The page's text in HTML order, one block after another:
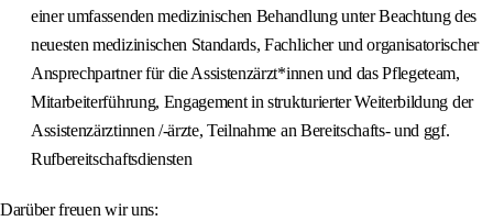
einer umfassenden medizinischen Behandlung unter Beachtung des
neuesten medizinischen Standards, Fachlicher und organisatorischer
Ansprechpartner für die Assistenzärzt*innen und das Pflegeteam,
Mitarbeiterführung, Engagement in strukturierter Weiterbildung der
Assistenzärztinnen /-ärzte, Teilnahme an Bereitschafts- und ggf.
Rufbereitschaftsdiensten
Darüber freuen wir uns: